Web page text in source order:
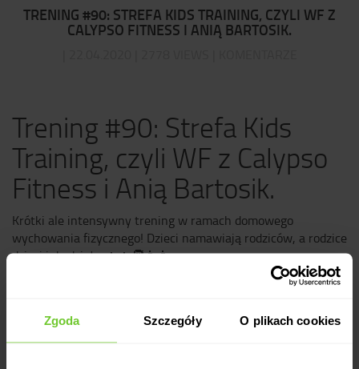
Zgoda Szczegóły O plikach cookies
TRENING #90: STREFA KIDS TRAINING, CZYLI WF Z
CALYPSO FITNESS I ANIĄ BARTOSIK.
Trening #90: Strefa Kids
Training, czyli WF z Calypso
Fitness i Anią Bartosik.
Krótki ale intensywny trening w ramach domowego
wychowania fizycznego! Dzieci namawiają rodziców, a rodzice
dzieci i do dzieła.👦👧🧑👨👩